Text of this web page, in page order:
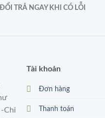
ĐỔI TRẢ NGAY KHI CÓ LỖI
Chỉ
Tài khoản
Đơn hàng
Thanh toán